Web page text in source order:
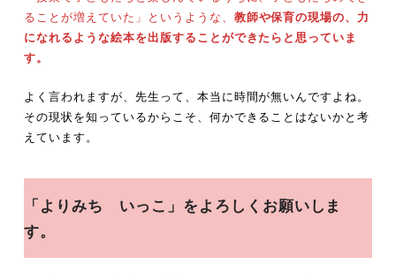
ることが増えていた」というような、 教師や保育の現場の、力
になれるような絵本を出版することができたらと思っていま
す。
よく言われますが、先生って、本当に時間が無いんですよね。
その現状を知っているからこそ、何かできることはないかと考
えています。
「よりみち いっこ」をよろしくお願いしま
す。